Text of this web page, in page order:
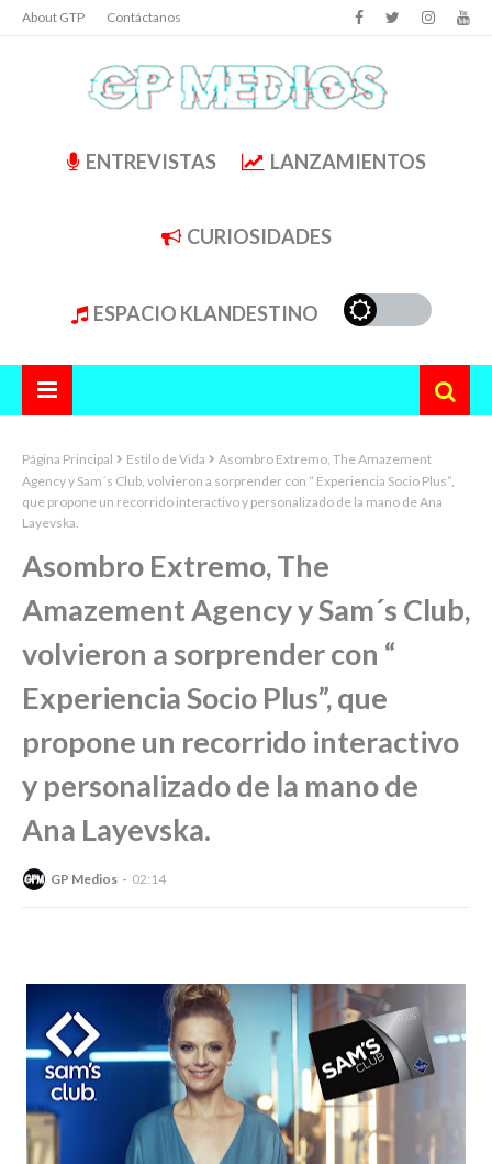
About GTP Contáctanos
ENTREVISTAS LANZAMIENTOS
CURIOSIDADES
ESPACIO KLANDESTINO
Página Principal Estilo de Vida
Asombro Extremo, The Amazement
Agency y Sam´s Club, volvieron a sorprender con “ Experiencia Socio Plus”,
que propone un recorrido interactivo y personalizado de la mano de Ana
Layevska.
Asombro Extremo, The
Amazement Agency y Sam´s Club,
volvieron a sorprender con “
Experiencia Socio Plus”, que
propone un recorrido interactivo
y personalizado de la mano de
Ana Layevska.
GP Medios 02:14